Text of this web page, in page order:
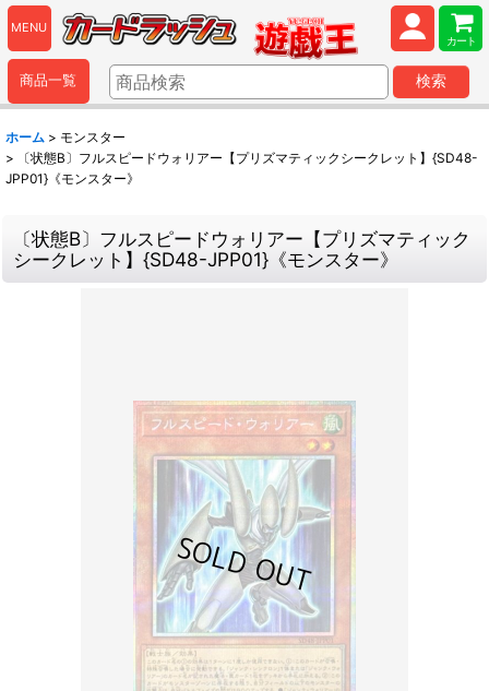
MENU
カート
商品一覧 検索
ホーム > モンスター
>
〔状態B〕フルスピードウォリアー【プリズマティックシークレット】{SD48-
JPP01}《モンスター》
〔状態B〕フルスピードウォリアー【プリズマティック
シークレット】{SD48-JPP01}《モンスター》